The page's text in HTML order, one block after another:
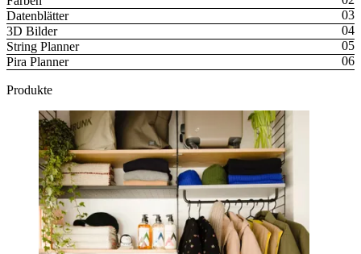
Datenblätter
3D Bilder
String Planner
Pira Planner
Produkte